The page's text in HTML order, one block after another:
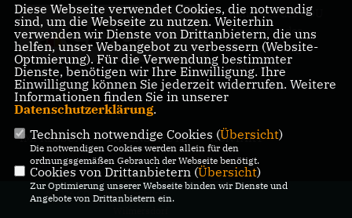
Homepage des CDU
Kreisverbandes
Charlottenburg-
Wilmersdorf
IMPRESSUM DATENSCHUTZ KONTAKT
@2026 CDU Charlottenburg-
Diese Webseite verwendet Cookies, die notwendig
sind, um die Webseite zu nutzen. Weiterhin
verwenden wir Dienste von Drittanbietern, die uns
helfen, unser Webangebot zu verbessern (Website-
Optmierung). Für die Verwendung bestimmter
Dienste, benötigen wir Ihre Einwilligung. Ihre
Einwilligung können Sie jederzeit widerrufen. Weitere
Informationen finden Sie in unserer
Datenschutzerklärung.
Technisch notwendige Cookies (Übersicht)
Die notwendigen Cookies werden allein für den
ordnungsgemäßen Gebrauch der Webseite benötigt.
Cookies von Drittanbietern (Übersicht)
Zur Optimierung unserer Webseite binden wir Dienste und
Angebote von Drittanbietern ein.